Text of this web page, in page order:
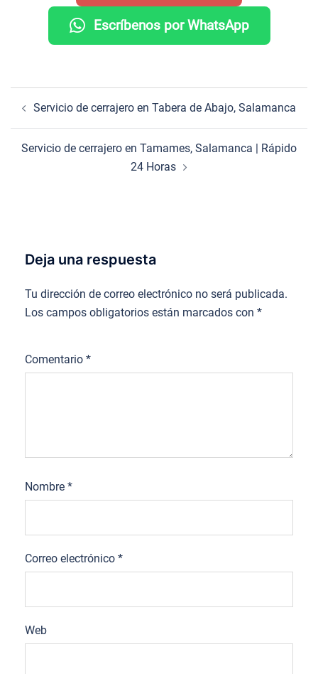
Escríbenos por WhatsApp
de Servicio de cerrajero en Tabera de Abajo, Salamanca
Servicio de cerrajero en Tamames, Salamanca | Rápido
24 Horas
Deja una respuesta
Tu dirección de correo electrónico no será publicada.
Los campos obligatorios están marcados con *
Comentario *
Nombre *
Correo electrónico *
Web